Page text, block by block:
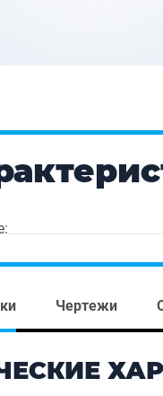
Чертежи